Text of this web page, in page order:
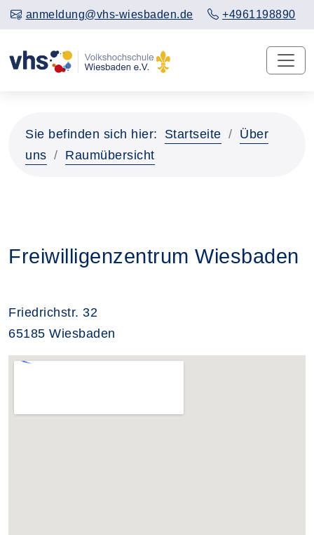
anmeldung@vhs-wiesbaden.de +4961198890
Sie befinden sich hier: Startseite
Über
uns
Raumübersicht
Freiwilligenzentrum Wiesbaden
Friedrichstr. 32
65185 Wiesbaden